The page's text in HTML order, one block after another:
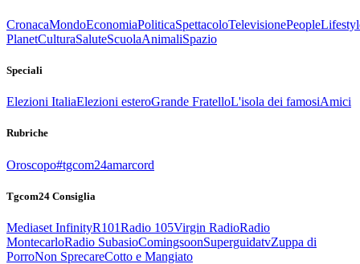
CronacaMondoEconomiaPoliticaSpettacoloTelevisionePeople
PlanetCulturaSaluteScuolaAnimaliSpazio
Speciali
Elezioni ItaliaElezioni esteroGrande FratelloL'isola dei famosiAmici
Rubriche
Oroscopo#tgcom24amarcord
Tgcom24 Consiglia
Mediaset InfinityR101Radio 105Virgin RadioRadio
MontecarloRadio SubasioComingsoonSuperguidatvZuppa di
PorroNon SprecareCotto e Mangiato